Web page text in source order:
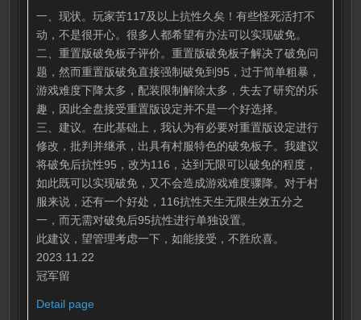
一、现状。玩家苦117及以上抗性久矣！有些怪死活打不
动，不是很开心。很多人都希望有办法可以实现破免。
二、重置版破免板子评价。重置版破免板子解决了破免问
题，然而重置版破免直接强制破免到95，过于简单粗暴，
游戏难度下降太多，配装限制解除太多，失去了研究的乐
趣，因此全盘接受重置版设定并不是一个好选择。
三、建议。在此基础上，我认为有必要对重置版设定进行
修改，批判并继承，出具有村服特色的破免板子。我建议
将破免后抗性95，改为116，达到无限可以破免的程度，
如此既可以实现破免，又不会造成游戏难度骤降。对于村
服来说，还有一个好处，116抗性天生无限生效五分之
一，而无需对破免后95抗性进行单独设置。
此建议，望管理考虑一下，如能接受，不胜欣喜。
2023.11.22
冠军留
Detail page